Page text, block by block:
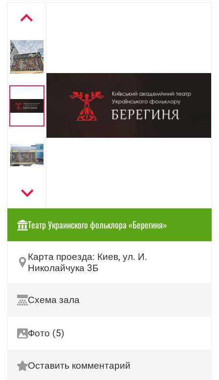
Театр Украинского фольклора «Берегиня»
Карта проезда: Киев, ул. И.
Николайчука 3Б
Схема зала
Фото (5)
Оставить комментарий